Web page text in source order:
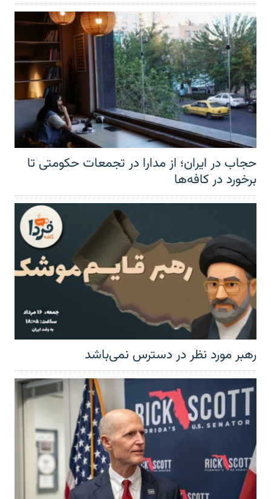
حجاب در ایران؛ از مدارا در تجمعات حکومتی تا
برخورد در کافه‌ها
رهبر مورد نظر در دسترس نمی‌باشد